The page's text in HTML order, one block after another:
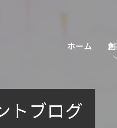
ホーム
トブログ